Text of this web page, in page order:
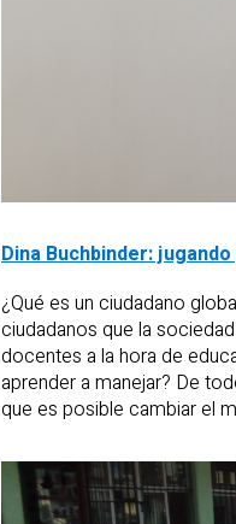
Dina Buchbinder:
¿Qué es un ciudadano
ciudadanos que la
docentes a la hora de
aprender a manejar? De
que es posible cambiar el